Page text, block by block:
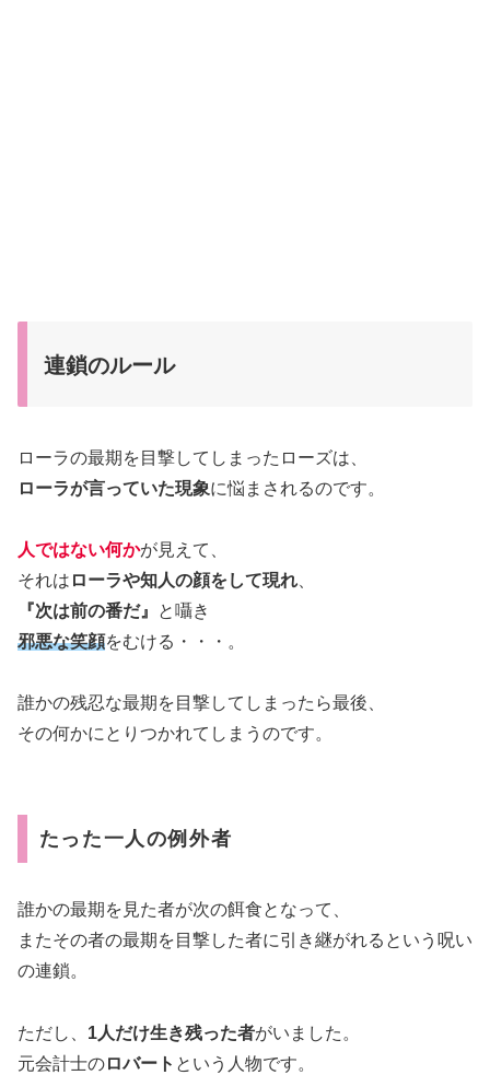
連鎖のルール
ローラの最期を目撃してしまったローズは、
ローラが言っていた現象に悩まされるのです。
人ではない何かが見えて、
それは ローラや知人の顔をして現れ
『次は前の番だ』
と囁き
邪悪な笑顔をむける・・・。
誰かの残忍な最期を目撃してしまったら最後、
その何かにとりつかれてしまうのです。
たった一人の例外者
誰かの最期を見た者が次の餌食となって、
またその者の最期を目撃した者に引き継がれるという呪い
の連鎖。
ただし、 1人だけ生き残った者がいました。
元会計士のロバート という人物です。